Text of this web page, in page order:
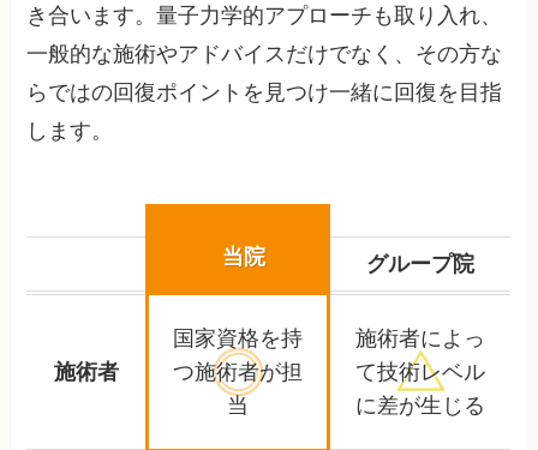
き合います。量子力学的アプローチも取り入れ、
一般的な施術やアドバイスだけでなく、その方な
らではの回復ポイントを見つけ一緒に回復を目指
します。
当院 グループ院
施術者
国家資格を持
つ施術者が担
当
施術者によっ
て技術レベル
に差が生じる